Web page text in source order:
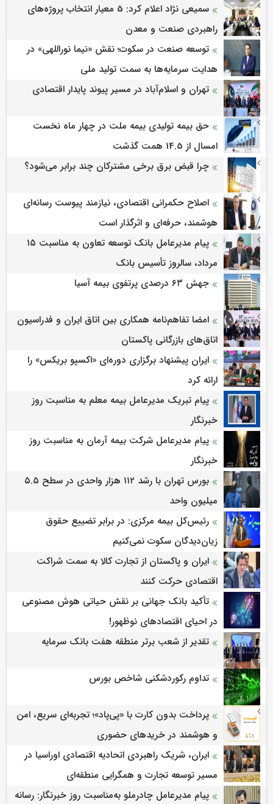
سمیعی‌ نژاد اعلام کرد: 5 معیار انتخاب پروژه‌های
راهبردی صنعت و معدن
توسعه صنعت در سکوت؛ نقش «نیما نوراللهی» در
هدایت سرمایه‌ها به سمت تولید ملی
تهران و اسلام‌آباد در مسیر پیوند پایدار اقتصادی
حق بیمه تولیدی بیمه ملت در چهار ماه نخست
امسال از 14.5 همت گذشت
چرا قبض برق برخی مشترکان چند برابر می‌شود؟
اصلاح حکمرانی اقتصادی، نیازمند پیوست رسانه‌ای
هوشمند، حرفه‌ای و اثرگذار است
پیام مدیرعامل بانک توسعه تعاون به مناسبت ۱۵
مرداد، سالروز تأسیس بانک
جهش ۶۳ درصدی پرتفوی بیمه آسیا
امضا تفاهم‌نامه همکاری بین اتاق ایران و فدراسیون
اتاق‌های بازرگانی پاکستان
ایران پیشنهاد برگزاری دوره‌ای «اکسپو بریکس» را
ارائه کرد
پیام تبریک مدیرعامل بیمه معلم به مناسبت روز
خبرنگار
پیام مدیرعامل شرکت بیمه آرمان به مناسبت روز
خبرنگار
بورس تهران با رشد ۱۱۲ هزار واحدی در سطح ۵.۵
میلیون واحد
رئیس‌کل بیمه مرکزی: در برابر تضییع حقوق
زیان‌دیدگان سکوت نمی‌کنیم
ایران و پاکستان از تجارت کالا به سمت شراکت
اقتصادی حرکت کنند
تأکید بانک جهانی بر نقش حیاتی هوش مصنوعی
در احیای اقتصادهای نوظهور!
تقدیر از شعب برتر منطقه هفت بانک سرمایه
تداوم رکوردشکنی شاخص بورس
پرداخت بدون کارت با «پی‌پاد»؛ تجربه‌ای سریع، امن
و هوشمند در خریدهای حضوری
ایران، شریک راهبردی اتحادیه اقتصادی اوراسیا در
مسیر توسعه تجارت و همگرایی منطقه‌ای
پیام مدیرعامل چادرملو به‌مناسبت روز خبرنگار: رسانه